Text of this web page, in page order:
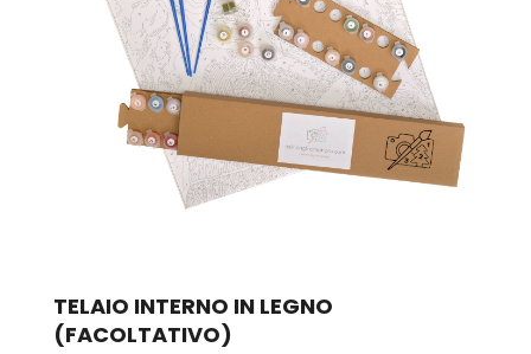
TELAIO INTERNO IN LEGNO
(FACOLTATIVO)